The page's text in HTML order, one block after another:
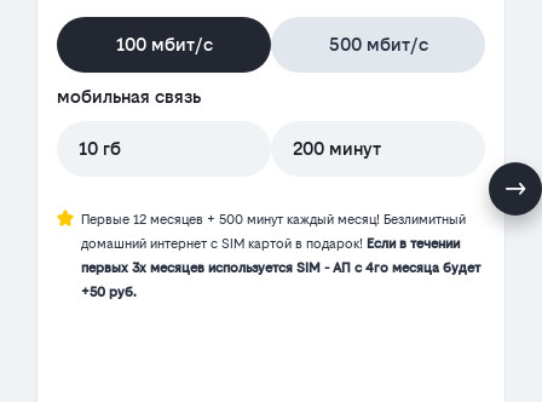
100 мбит/с 500 мбит/с
мобильная связь
10 гб 200 минут
Первые 12 месяцев + 500 минут каждый месяц! Безлимитный
домашний интернет с SIM картой в подарок! Если в течении
первых 3х месяцев используется SIM - АП с 4го месяца будет
+50 руб.